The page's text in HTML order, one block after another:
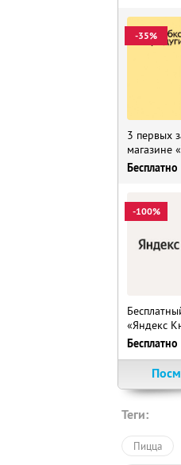
-35%
3 первых
магазине
Бесплатно
-100%
«Яндекс
Бесплатно
Теги:
Пицца